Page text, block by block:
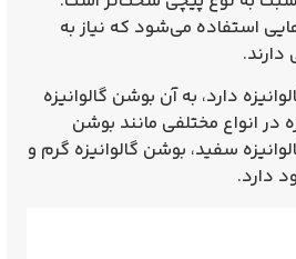
استفاده می‌شود که نیاز به
دارد، به آن بوشن گالوانیزه
در انواع مختلفی مانند بوشن
سفید، بوشن گالوانیزه گرم و
دارد.